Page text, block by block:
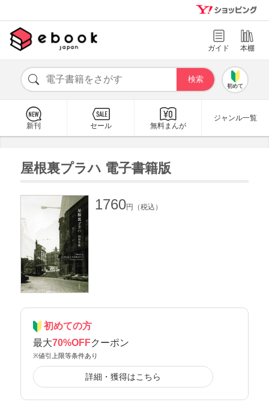
ガイド 本棚
初めて
新刊 セール 無料まんが
ジャンル一覧
屋根裏プラハ 電子書籍版
1760円（税込）
初めての方
最大70%OFFクーポン
※値引上限等条件あり
詳細・獲得はこちら